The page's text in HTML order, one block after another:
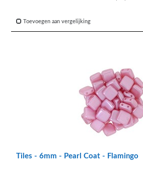
Toevoegen aan vergelijking
Tiles - 6mm - Pearl Coat - Flamingo